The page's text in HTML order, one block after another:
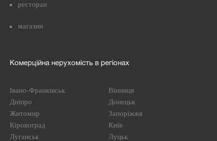
ресторан
магазин
Комерційна нерухомість в регіонах
Івано-Франківськ
Вінниця
Дніпро
Донецьк
Житомир
Запоріжжя
Кіровоград
Київ
Луганськ
Луцьк